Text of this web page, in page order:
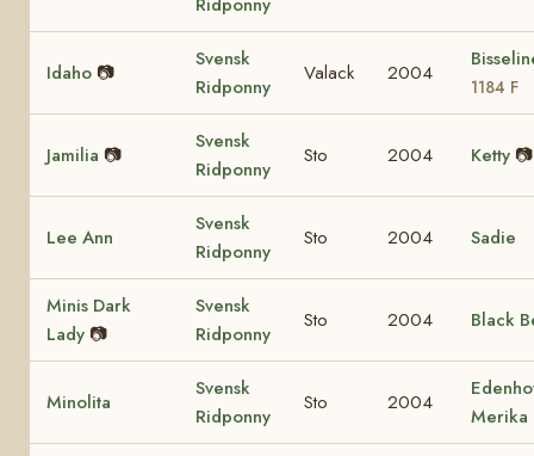
Idaho 📷
Svensk
Ridponny
Valack 2004
1184 F
Jamilia 📷
Svensk
Ridponny
Sto 2004 Ketty 📷
Lee Ann
Svensk
Ridponny
Sto 2004 Sadie
Minis Dark
Lady 📷
Svensk
Ridponny
Sto 2004 Black
Minolita
Svensk
Ridponny
Sto 2004
Merika